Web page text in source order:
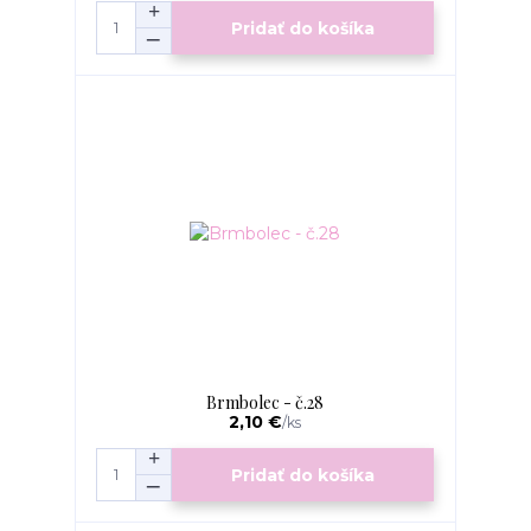
Pridať do košíka
Brmbolec - č.28
2,10 €/ks
Pridať do košíka